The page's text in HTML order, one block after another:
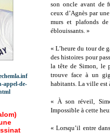
son oncle avant de
ceux d’Agnès par
murs et plafonds
éblouissants. »
« L’heure du tour de
des histoires pour
la tête de Simon, le
trouve face à un
habitants. La ville est
« À son réveil,
Impossible à cette
« Lorsqu’il entre
appel-de-